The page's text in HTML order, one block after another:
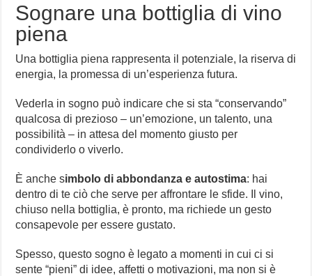
Sognare una bottiglia di vino
piena
Una bottiglia piena rappresenta il potenziale, la riserva di
energia, la promessa di un’esperienza futura.
Vederla in sogno può indicare che si sta “conservando”
qualcosa di prezioso – un’emozione, un talento, una
possibilità – in attesa del momento giusto per
condividerlo o viverlo.
È anche simbolo di abbondanza e autostima: hai
dentro di te ciò che serve per affrontare le sfide. Il vino,
chiuso nella bottiglia, è pronto, ma richiede un gesto
consapevole per essere gustato.
Spesso, questo sogno è legato a momenti in cui ci si
sente “pieni” di idee, affetti o motivazioni, ma non si è